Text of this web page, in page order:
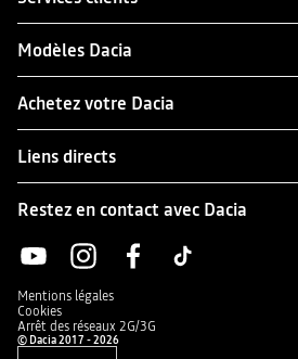
Modèles Dacia
Achetez votre Dacia
Liens directs
Restez en contact avec Dacia
Mentions légales
Cookies
Arrêt des réseaux 2G/3G
© Dacia 2017 - 2026